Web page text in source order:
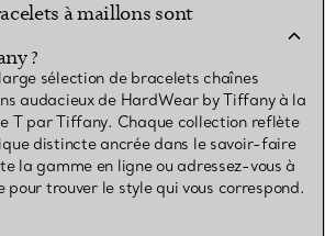
à maillons sont
?
sélection de bracelets chaînes
audacieux de HardWear by Tiffany à la
T par Tiffany. Chaque collection reflète
distincte ancrée dans le savoir-faire
la gamme en ligne ou adressez-vous à
pour trouver le style qui vous correspond.